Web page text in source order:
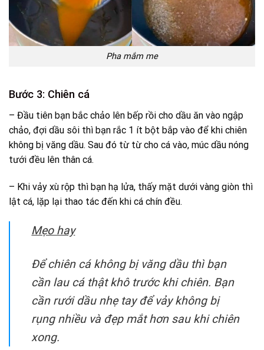
Pha mắm me
Bước 3: Chiên cá
– Đầu tiên bạn bắc chảo lên bếp rồi cho dầu ăn vào ngập
chảo, đợi dầu sôi thì bạn rắc 1 ít bột bắp vào để khi chiên
không bị văng dầu. Sau đó từ từ cho cá vào, múc dầu nóng
tưới đều lên thân cá.
– Khi vảy xù rộp thì bạn hạ lửa, thấy mặt dưới vàng giòn thì
lật cá, lặp lại thao tác đến khi cá chín đều.
Mẹo hay
Để chiên cá không bị văng dầu thì bạn
cần lau cá thật khô trước khi chiên. Bạn
cần rưới dầu nhẹ tay để vảy không bị
rụng nhiều và đẹp mắt hơn sau khi chiên
xong.